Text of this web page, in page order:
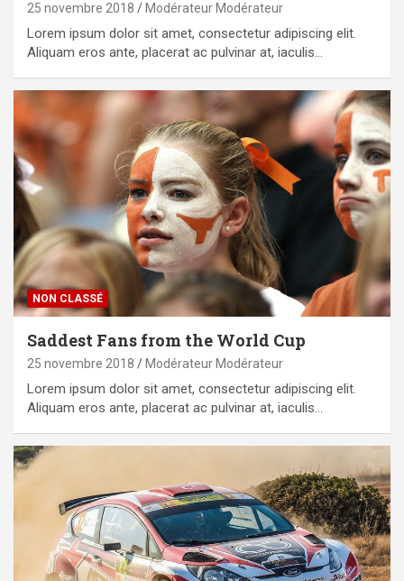
25 novembre 2018 Modérateur Modérateur
Lorem ipsum dolor sit amet, consectetur adipiscing elit.
Aliquam eros ante, placerat ac pulvinar at, iaculis…
NON CLASSÉ
Saddest Fans from the World Cup
25 novembre 2018 Modérateur Modérateur
Lorem ipsum dolor sit amet, consectetur adipiscing elit.
Aliquam eros ante, placerat ac pulvinar at, iaculis…